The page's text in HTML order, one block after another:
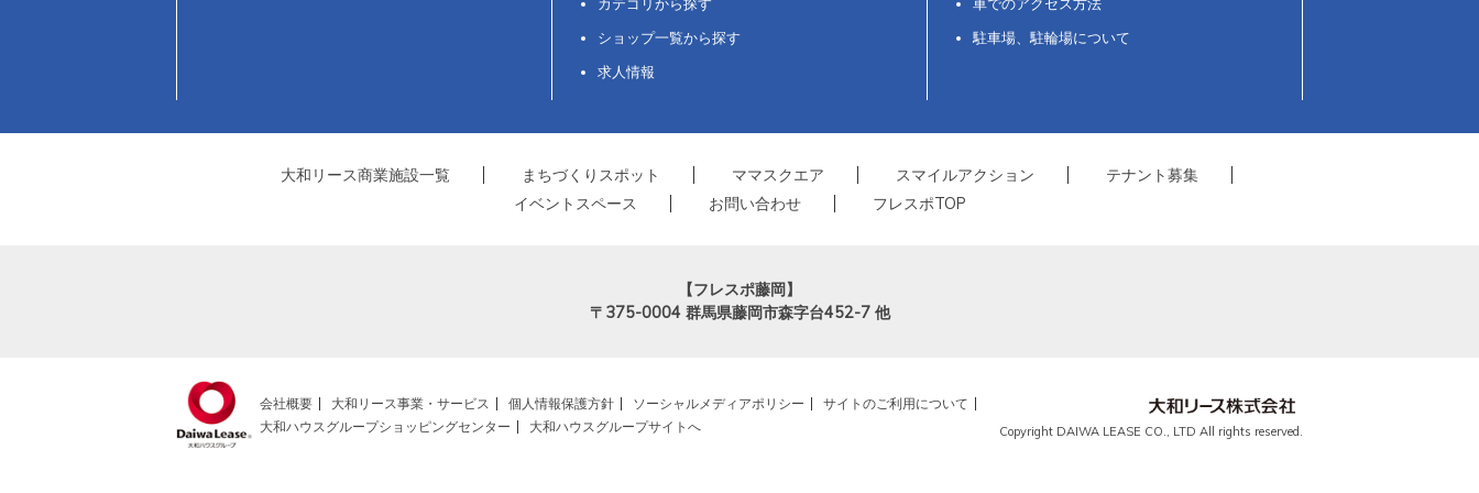
ショップ一覧から探す
求人情報
駐車場、駐輪場について
大和リース商業施設一覧 まちづくりスポット ママスクエア スマイルアクション
テナント募集
イベントスペース
お問い合わせ フレスポTOP
【フレスポ藤岡】
〒375-0004 群馬県藤岡市森字台452-7 他
会社概要 大和リース事業・サービス 個人情報保護方針 ソーシャルメディアポリシー
サイトのご利用について
大和ハウスグループショッピングセンター
大和ハウスグループサイトへ Copyright DAIWA LEASE CO., LTD All rights reserved.